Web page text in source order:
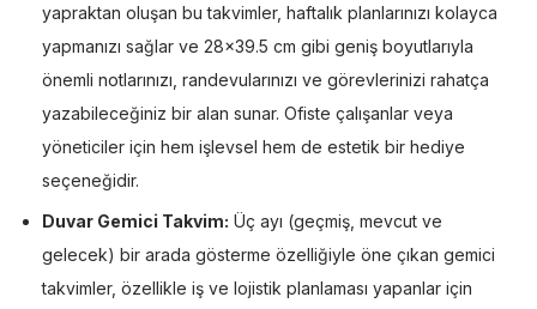
yapraktan oluşan bu takvimler, haftalık planlarınızı kolayca
yapmanızı sağlar ve 28×39.5 cm gibi geniş boyutlarıyla
önemli notlarınızı, randevularınızı ve görevlerinizi rahatça
yazabileceğiniz bir alan sunar. Ofiste çalışanlar veya
yöneticiler için hem işlevsel hem de estetik bir hediye
seçeneğidir.
Duvar Gemici Takvim: Üç ayı (geçmiş, mevcut ve
gelecek) bir arada gösterme özelliğiyle öne çıkan gemici
takvimler, özellikle iş ve lojistik planlaması yapanlar için